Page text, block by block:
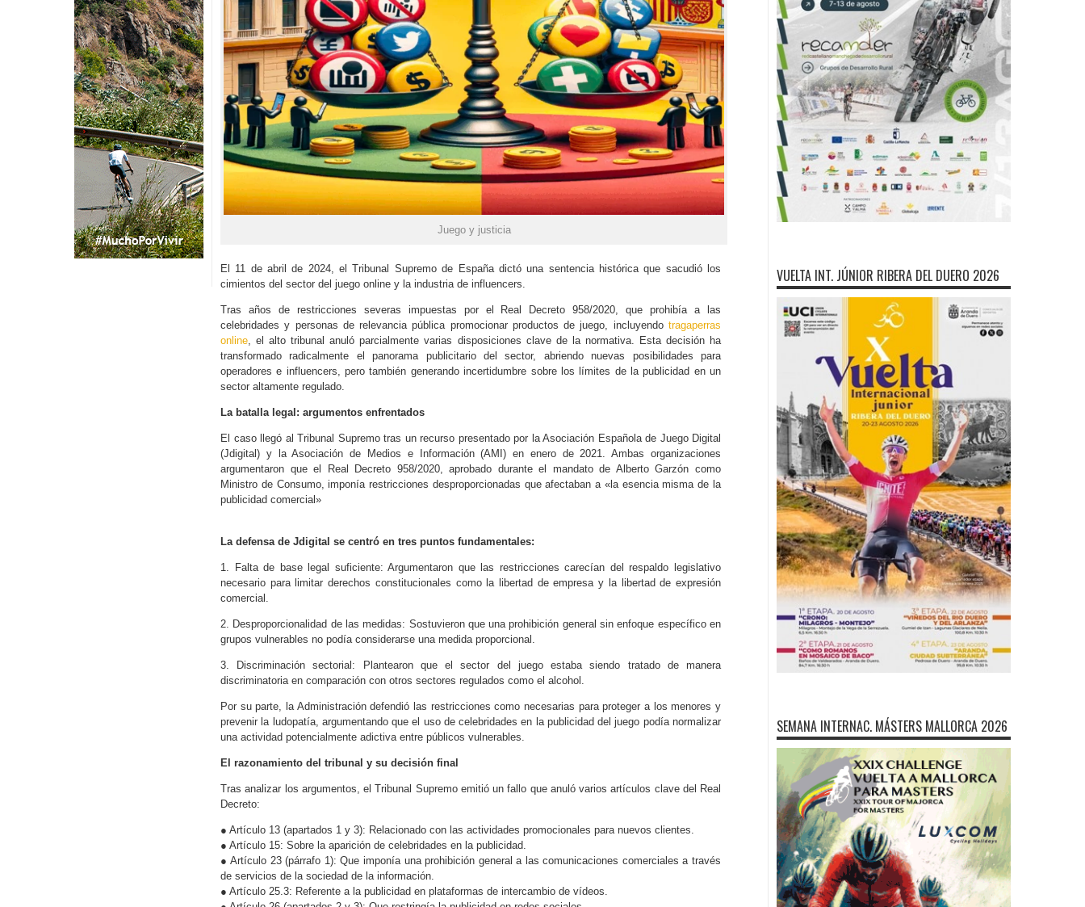
Juego y justicia
El 11 de abril de 2024, el Tribunal Supremo de España dictó una sentencia histórica que sacudió los
cimientos del sector del juego online y la industria de influencers.
Tras años de restricciones severas impuestas por el Real Decreto 958/2020, que prohibía a las
celebridades y personas de relevancia pública promocionar productos de juego, incluyendo tragaperras
online, el alto tribunal anuló parcialmente varias disposiciones clave de la normativa. Esta decisión ha
transformado radicalmente el panorama publicitario del sector, abriendo nuevas posibilidades para
operadores e influencers, pero también generando incertidumbre sobre los límites de la publicidad en un
sector altamente regulado.
La batalla legal: argumentos enfrentados
El caso llegó al Tribunal Supremo tras un recurso presentado por la Asociación Española de Juego Digital
(Jdigital) y la Asociación de Medios e Información (AMI) en enero de 2021. Ambas organizaciones
argumentaron que el Real Decreto 958/2020, aprobado durante el mandato de Alberto Garzón como
Ministro de Consumo, imponía restricciones desproporcionadas que afectaban a «la esencia misma de la
publicidad comercial»
La defensa de Jdigital se centró en tres puntos fundamentales:
1. Falta de base legal suficiente: Argumentaron que las restricciones carecían del respaldo legislativo
necesario para limitar derechos constitucionales como la libertad de empresa y la libertad de expresión
comercial.
2. Desproporcionalidad de las medidas: Sostuvieron que una prohibición general sin enfoque específico en
grupos vulnerables no podía considerarse una medida proporcional.
3. Discriminación sectorial: Plantearon que el sector del juego estaba siendo tratado de manera
discriminatoria en comparación con otros sectores regulados como el alcohol.
Por su parte, la Administración defendió las restricciones como necesarias para proteger a los menores y
prevenir la ludopatía, argumentando que el uso de celebridades en la publicidad del juego podía normalizar
una actividad potencialmente adictiva entre públicos vulnerables.
El razonamiento del tribunal y su decisión final
Tras analizar los argumentos, el Tribunal Supremo emitió un fallo que anuló varios artículos clave del Real
Decreto:
● Artículo 13 (apartados 1 y 3): Relacionado con las actividades promocionales para nuevos clientes.
● Artículo 15: Sobre la aparición de celebridades en la publicidad.
● Artículo 23 (párrafo 1): Que imponía una prohibición general a las comunicaciones comerciales a través
de servicios de la sociedad de la información.
● Artículo 25.3: Referente a la publicidad en plataformas de intercambio de vídeos.
VUELTA INT. JÚNIOR RIBERA DEL DUERO 2026
SEMANA INTERNAC. MÁSTERS MALLORCA 2026